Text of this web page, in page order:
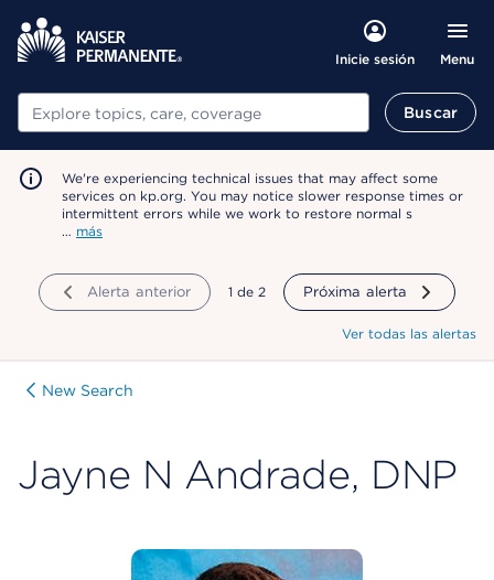
Inicie sesión Menu
Buscar Buscar
We're experiencing technical issues that may affect some
services on kp.org. You may notice slower response times or
intermittent errors while we work to restore normal s
… más
Alerta anterior mostrando
1 de 2 Próxima alerta
Ver todas las alertas
New Search
Jayne N Andrade, DNP